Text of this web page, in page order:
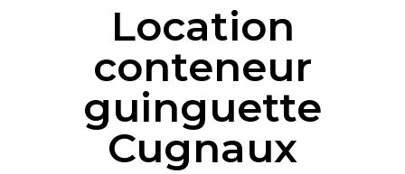
Location
conteneur
guinguette
Cugnaux